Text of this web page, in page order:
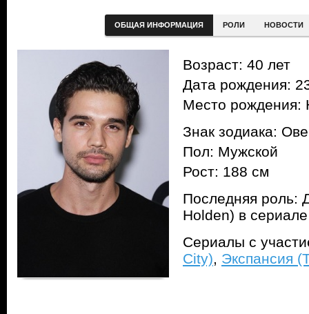
ОБЩАЯ ИНФОРМАЦИЯ РОЛИ НОВОСТИ
Возраст: 40 лет
Дата рождения:
Место
Знак зодиака:
Пол: Мужской
Рост: 188 см
Последняя роль:
Holden) в
Сериалы с
City), Экспансия